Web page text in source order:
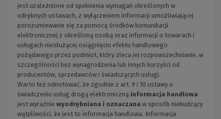
jest uzależnione od spełnienia wymagań określonych w
odrębnych ustawach, z wyłączeniem informacji umożliwiającej
porozumiewanie się za pomocą środków komunikacji
elektronicznej z określoną osobą oraz informacji o towarach i
usługach niesłużącej osiągnięciu efektu handlowego
pożądanego przez podmiot, który zleca jej rozpowszechnianie, w
szczególności bez wynagrodzenia lub innych korzyści od
producentów, sprzedawców i świadczących usługi.
Warto też odnotować, że zgodnie z art. 9 i 10 ustawy o
świadczeniu usług drogą elektroniczną informacja handlowa
jest wyraźnie wyodrębniana i oznaczana w sposób niebudzący
wątpliwości, że jest to informacja handlowa. Informacja